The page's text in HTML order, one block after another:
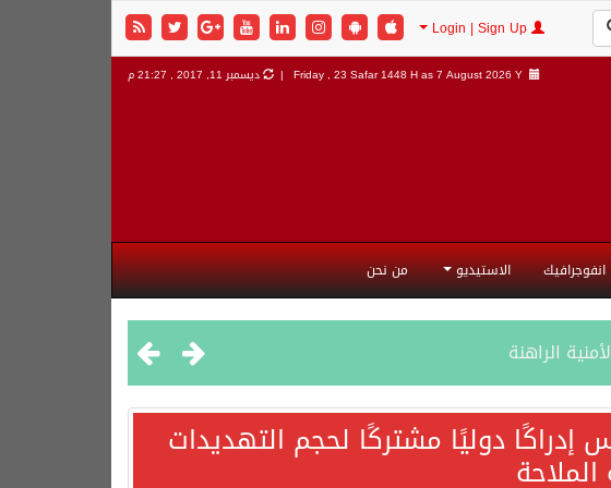
Friday , 23 Safar 1448 H as7 August 2026 Y | ديسمبر 11, 2017 , 21:27 م
انفوجرافيك الاستيديو من نحن
الراهنة
دوليًا مشتركًا لحجم التهديدات